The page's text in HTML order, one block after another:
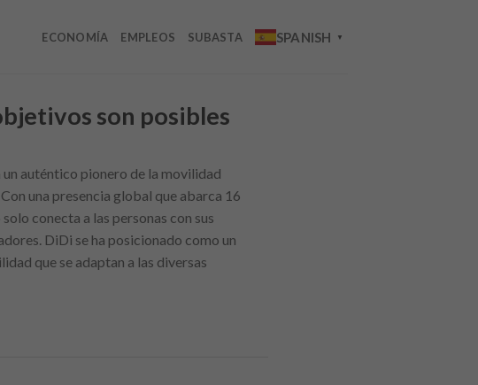
ECONOMÍA EMPLEOS SUBASTA SPANISH ▼
son posibles
auténtico pionero de la movilidad
una presencia global que abarca 16
conecta a las personas con sus
DiDi se ha posicionado como un
que se adaptan a las diversas